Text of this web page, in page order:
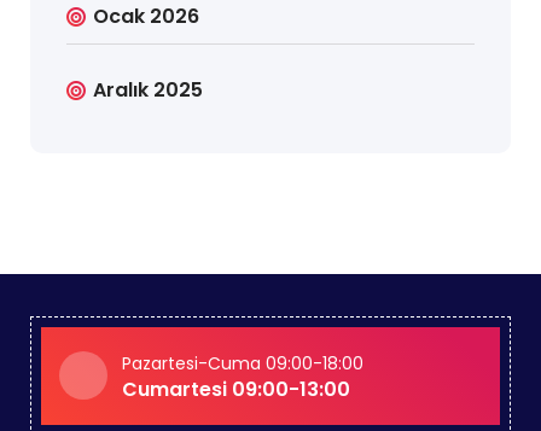
Ocak 2026
Aralık 2025
Pazartesi-Cuma 09:00-18:00
Cumartesi 09:00-13:00